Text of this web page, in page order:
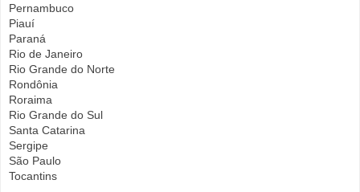
Pernambuco
Piauí
Paraná
Rio de Janeiro
Rio Grande do Norte
Rondônia
Roraima
Rio Grande do Sul
Santa Catarina
Sergipe
São Paulo
Tocantins